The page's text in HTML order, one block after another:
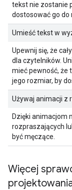
tekst nie zostanie
dostosować go do
Umieść tekst w
Upewnij się, że
dla czytelników.
mieć pewność, że
jego rozmiar, by
Używaj animacji z
Dzięki animacjom
rozpraszających
być męczące.
Więcej